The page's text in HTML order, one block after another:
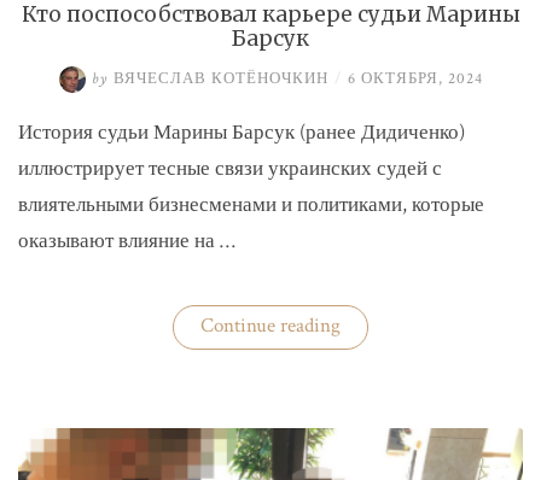
Кто поспособствовал карьере судьи Марины
Барсук
by ВЯЧЕСЛАВ КОТЁНОЧКИН / 6 ОКТЯБРЯ, 2024
История судьи Марины Барсук (ранее Дидиченко)
иллюстрирует тесные связи украинских судей с
влиятельными бизнесменами и политиками, которые
оказывают влияние на …
Continue reading«Кто
поспособствовал
Барсук»